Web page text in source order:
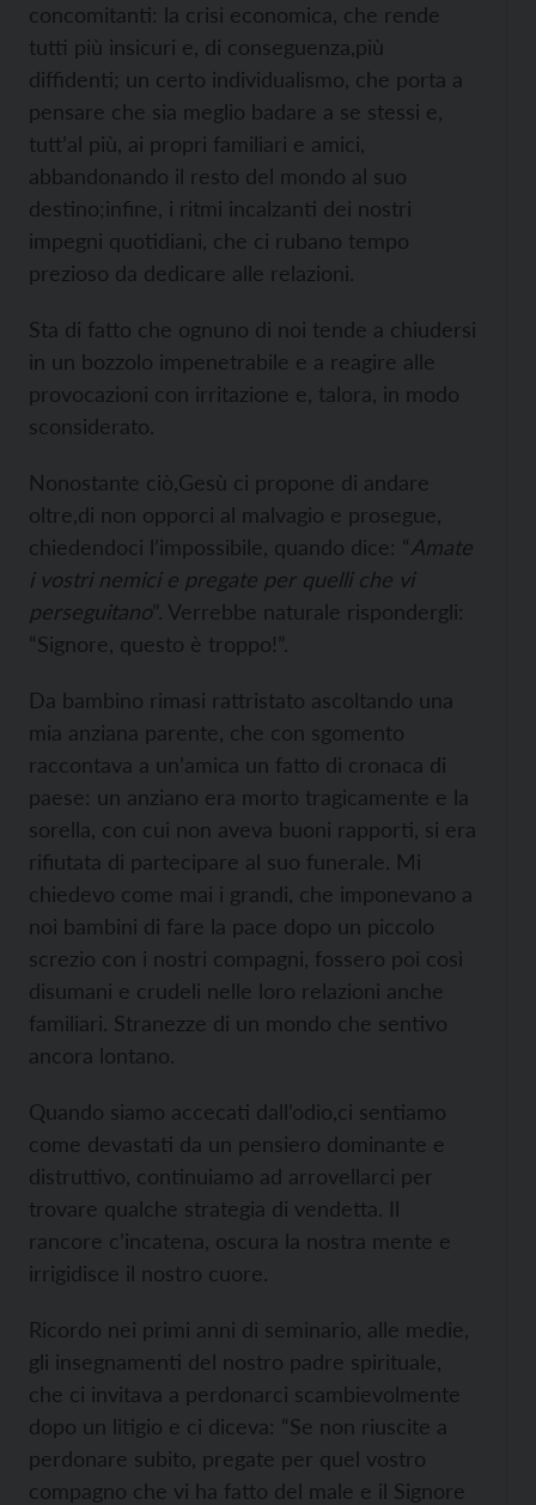
concomitanti: la crisi economica, che rende
tutti più insicuri e, di conseguenza,più
diffidenti; un certo individualismo, che porta a
pensare che sia meglio badare a se stessi e,
tutt’al più, ai propri familiari e amici,
abbandonando il resto del mondo al suo
destino;infine, i ritmi incalzanti dei nostri
impegni quotidiani, che ci rubano tempo
prezioso da dedicare alle relazioni.
Sta di fatto che ognuno di noi tende a chiudersi
in un bozzolo impenetrabile e a reagire alle
provocazioni con irritazione e, talora, in modo
sconsiderato.
Nonostante ciò,Gesù ci propone di andare
oltre,di non opporci al malvagio e prosegue,
chiedendoci l’impossibile, quando dice: “Amate
i vostri nemici e pregate per quelli che vi
perseguitano”. Verrebbe naturale rispondergli:
“Signore, questo è troppo!”.
Da bambino rimasi rattristato ascoltando una
mia anziana parente, che con sgomento
raccontava a un’amica un fatto di cronaca di
paese: un anziano era morto tragicamente e la
sorella, con cui non aveva buoni rapporti, si era
rifiutata di partecipare al suo funerale. Mi
chiedevo come mai i grandi, che imponevano a
noi bambini di fare la pace dopo un piccolo
screzio con i nostri compagni, fossero poi così
disumani e crudeli nelle loro relazioni anche
familiari. Stranezze di un mondo che sentivo
ancora lontano.
Quando siamo accecati dall’odio,ci sentiamo
come devastati da un pensiero dominante e
distruttivo, continuiamo ad arrovellarci per
trovare qualche strategia di vendetta. Il
rancore c’incatena, oscura la nostra mente e
irrigidisce il nostro cuore.
Ricordo nei primi anni di seminario, alle medie,
gli insegnamenti del nostro padre spirituale,
che ci invitava a perdonarci scambievolmente
dopo un litigio e ci diceva: “Se non riuscite a
perdonare subito, pregate per quel vostro
compagno che vi ha fatto del male e il Signore